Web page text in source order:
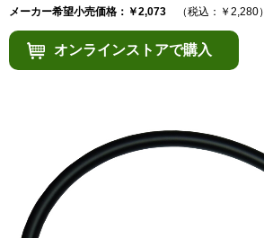
メーカー希望小売価格：￥2,073 （税込：￥2,280）
オンラインストアで購入